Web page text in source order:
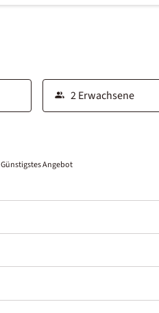
Günstigstes Angebot